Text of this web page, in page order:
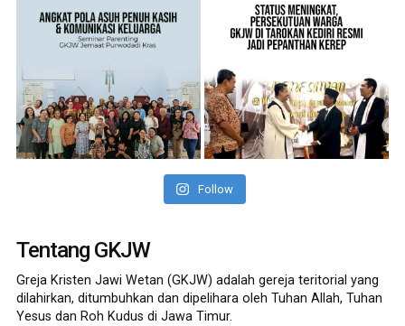
Follow
Tentang GKJW
Greja Kristen Jawi Wetan (GKJW) adalah gereja teritorial yang
dilahirkan, ditumbuhkan dan dipelihara oleh Tuhan Allah, Tuhan
Yesus dan Roh Kudus di Jawa Timur.